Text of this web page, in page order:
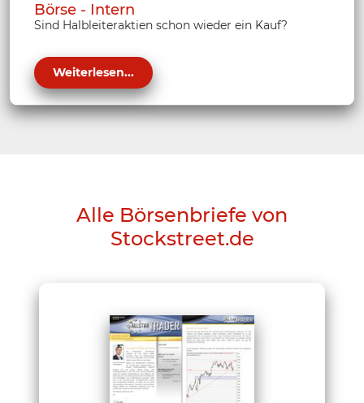
Börse - Intern
Sind Halbleiteraktien schon wieder ein Kauf?
Weiterlesen...
Alle Börsenbriefe von
Stockstreet.de